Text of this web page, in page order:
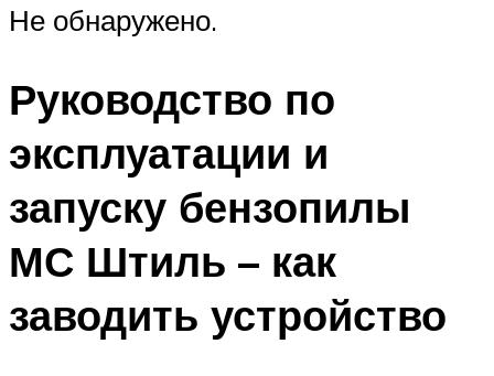
Не обнаружено.
Руководство по
эксплуатации и
запуску бензопилы
МС Штиль – как
заводить устройство